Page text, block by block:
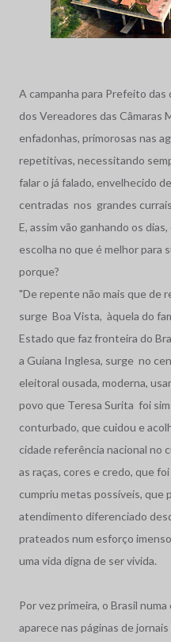
A campanha para Prefeito das
dos Vereadores das Câmaras
enfadonhas, primorosas nas
repetitivas, necessitando
falar o já falado, envelhecido
centradas nos grandes
E, assim vão ganhando os
escolha no que é melhor para
porque?
"De repente não mais que de
surge Boa Vista, àquela do
Estado que faz fronteira do
a Guiana Inglesa, surge no
eleitoral ousada, moderna,
povo que Teresa Surita foi
conturbado, que cuidou e
cidade referência nacional no
as raças, cores e credo, que
cumpriu metas possíveis, que
atendimento diferenciado
prateados num esforço
uma vida digna de ser vivida.
Por vez primeira, o Brasil
aparece nas páginas de